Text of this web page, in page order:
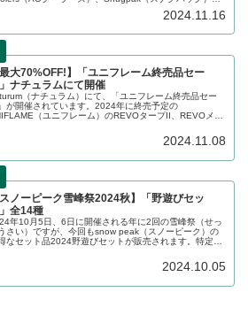
引されています。詳細をレビューします。2024.11.16
最大70%OFF!】「ユニフレーム終売品セー
ナチュラムにて開催
（ナチュラム）にて、「ユニフレーム終売品セー
が開催されています。2024年に終売予定の
（ユニフレーム）のREVOタープII、REVOメッ
、ソロ鉄250などが大幅割引されています。詳細をレビ
2024.11.08
スノーピーク雪峰祭2024秋】「野遊びセッ
」全14種
年10月5日、6日に開催される年に2回の雪峰祭（せっ
さい）ですが、今回もsnow peak（スノーピーク）の
なセット品2024野遊びセットが販売されます。特定ジ
2024.10.05